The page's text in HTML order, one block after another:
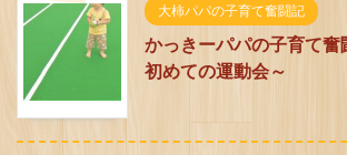
大柿パパの子育て奮闘記
かっきーパパの子育て奮
初めての運動会～